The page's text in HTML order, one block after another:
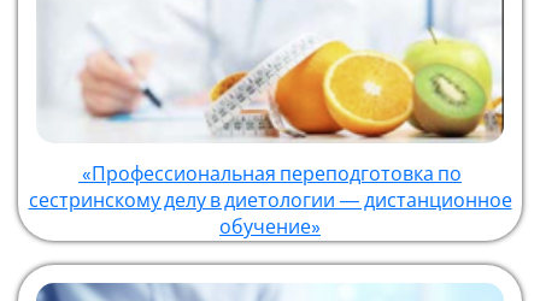
«Профессиональная переподготовка по
сестринскому делу в диетологии — дистанционное
обучение»